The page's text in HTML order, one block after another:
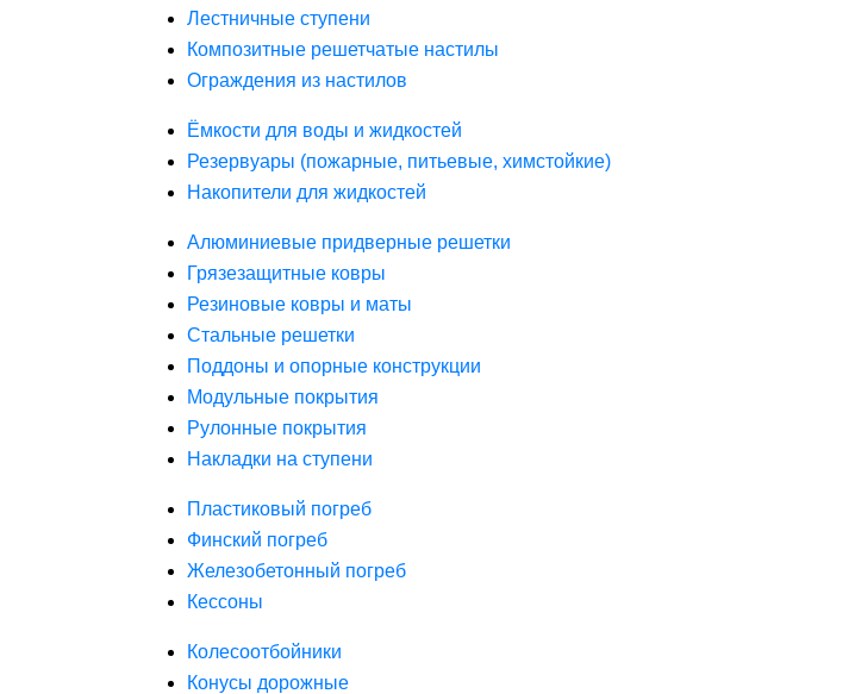
Лестничные ступени
Композитные решетчатые настилы
Ограждения из настилов
Ёмкости для воды и жидкостей
Резервуары (пожарные, питьевые, химстойкие)
Накопители для жидкостей
Алюминиевые придверные решетки
Грязезащитные ковры
Резиновые ковры и маты
Стальные решетки
Поддоны и опорные конструкции
Модульные покрытия
Рулонные покрытия
Накладки на ступени
Пластиковый погреб
Финский погреб
Железобетонный погреб
Кессоны
Колесоотбойники
Конусы дорожные